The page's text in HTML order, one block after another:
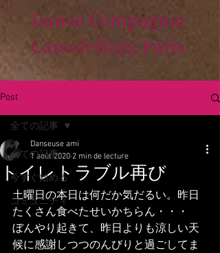
Danse Compagnie
CamaleHoju Paris
Post
全ての記事
今すぐ始める
コミュニティ
全ての記事
トイレトラブル再び
Danseuse ami
1 août 2020 2 min de lecture
土曜日の本日は何だか気だるい。昨日
たくさん食べたせいかちらん・・・
ぼんやり起きて、昨日よりも涼しい天
候に感謝しつつのんびりと過ごしてま